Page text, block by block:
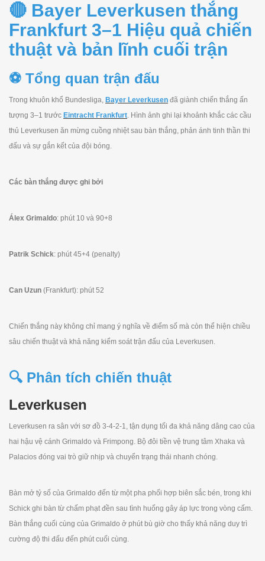
🔴 Bayer Leverkusen thắng
Frankfurt 3–1 Hiệu quả chiến
thuật và bản lĩnh cuối trận
⚽ Tổng quan trận đấu
Trong khuôn khổ Bundesliga, Bayer Leverkusen đã giành chiến thắng ấn
tượng 3–1 trước Eintracht Frankfurt. Hình ảnh ghi lại khoảnh khắc các cầu
thủ Leverkusen ăn mừng cuồng nhiệt sau bàn thắng, phản ánh tinh thần thi
đấu và sự gắn kết của đội bóng.
Các bàn thắng được ghi bởi
Álex Grimaldo: phút 10 và 90+8
Patrik Schick: phút 45+4 (penalty)
Can Uzun (Frankfurt): phút 52
Chiến thắng này không chỉ mang ý nghĩa về điểm số mà còn thể hiện chiều
sâu chiến thuật và khả năng kiểm soát trận đấu của Leverkusen.
🔍 Phân tích chiến thuật
Leverkusen
Leverkusen ra sân với sơ đồ 3-4-2-1, tận dụng tối đa khả năng dâng cao của
hai hậu vệ cánh Grimaldo và Frimpong. Bộ đôi tiền vệ trung tâm Xhaka và
Palacios đóng vai trò giữ nhịp và chuyển trạng thái nhanh chóng.
Bàn mở tỷ số của Grimaldo đến từ một pha phối hợp biên sắc bén, trong khi
Schick ghi bàn từ chấm phạt đền sau tình huống gây áp lực trong vòng cấm.
Bàn thắng cuối cùng của Grimaldo ở phút bù giờ cho thấy khả năng duy trì
cường độ thi đấu đến phút cuối cùng.